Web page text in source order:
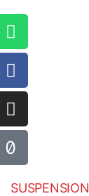
SUSPENSION